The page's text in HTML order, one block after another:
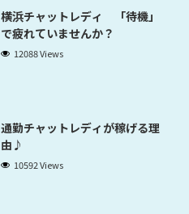
横浜チャットレディ 「待機」
で疲れていませんか？
12088 Views
通勤チャットレディが稼げる理
由♪
10592 Views